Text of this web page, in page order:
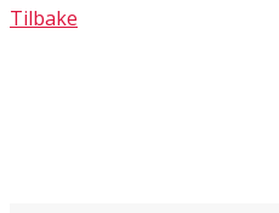
Tilbake